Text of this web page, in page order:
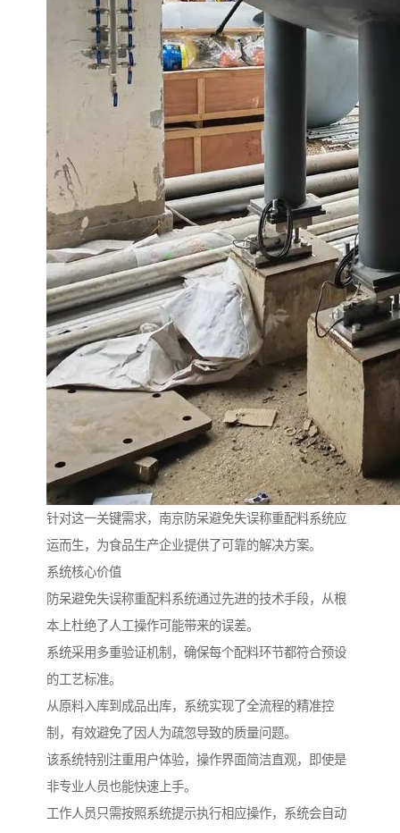
针对这一关键需求，南京防呆避免失误称重配料系统应
运而生，为食品生产企业提供了可靠的解决方案。
系统核心价值
防呆避免失误称重配料系统通过先进的技术手段，从根
本上杜绝了人工操作可能带来的误差。
系统采用多重验证机制，确保每个配料环节都符合预设
的工艺标准。
从原料入库到成品出库，系统实现了全流程的精准控
制，有效避免了因人为疏忽导致的质量问题。
该系统特别注重用户体验，操作界面简洁直观，即使是
非专业人员也能快速上手。
工作人员只需按照系统提示执行相应操作，系统会自动